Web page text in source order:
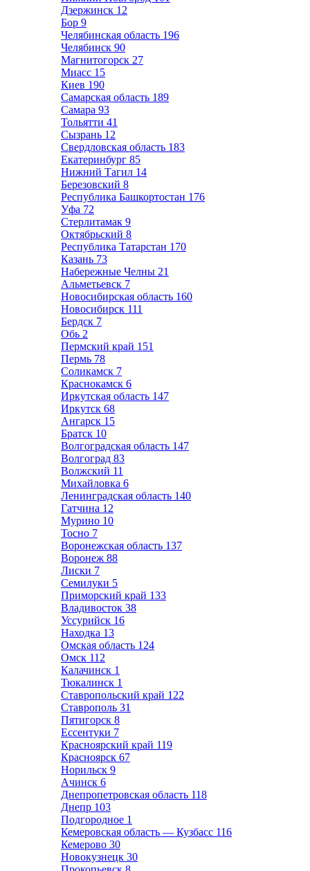
Дзержинск 12
Бор 9
Челябинская область 196
Челябинск 90
Магнитогорск 27
Миасс 15
Киев 190
Самарская область 189
Самара 93
Тольятти 41
Сызрань 12
Свердловская область 183
Екатеринбург 85
Нижний Тагил 14
Березовский 8
Республика Башкортостан 176
Уфа 72
Стерлитамак 9
Октябрьский 8
Республика Татарстан 170
Казань 73
Набережные Челны 21
Альметьевск 7
Новосибирская область 160
Новосибирск 111
Бердск 7
Обь 2
Пермский край 151
Пермь 78
Соликамск 7
Краснокамск 6
Иркутская область 147
Иркутск 68
Ангарск 15
Братск 10
Волгоградская область 147
Волгоград 83
Волжский 11
Михайловка 6
Ленинградская область 140
Гатчина 12
Мурино 10
Тосно 7
Воронежская область 137
Воронеж 88
Лиски 7
Семилуки 5
Приморский край 133
Владивосток 38
Уссурийск 16
Находка 13
Омская область 124
Омск 112
Калачинск 1
Тюкалинск 1
Ставропольский край 122
Ставрополь 31
Пятигорск 8
Ессентуки 7
Красноярский край 119
Красноярск 67
Норильск 9
Ачинск 6
Днепропетровская область 118
Днепр 103
Подгородное 1
Кемеровская область — Кузбасс 116
Кемерово 30
Новокузнецк 30